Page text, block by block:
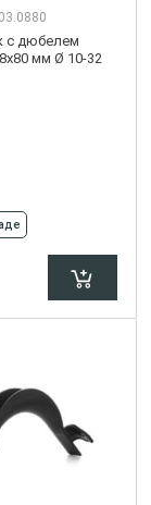
с дюбелем
мм Ø 10-32